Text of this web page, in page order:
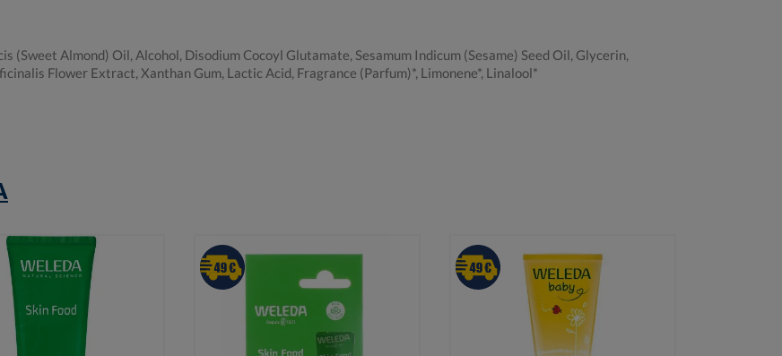
(Sweet Almond) Oil, Alcohol, Disodium Cocoyl Glutamate, Sesamum Indicum (Sesame) Seed Oil, Glycerin,
Flower Extract, Xanthan Gum, Lactic Acid, Fragrance (Parfum)*, Limonene*, Linalool*